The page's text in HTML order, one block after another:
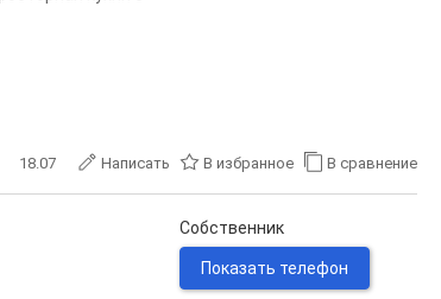
18.07 Написать В избранное В сравнение
Собственник
Показать телефон